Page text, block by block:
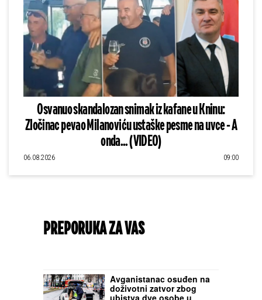
Osvanuo skandalozan snimak iz kafane u Kninu:
Zločinac pevao Milanoviću ustaške pesme na uvce - A
onda... (VIDEO)
06.08.2026 09:00
PREPORUKA ZA VAS